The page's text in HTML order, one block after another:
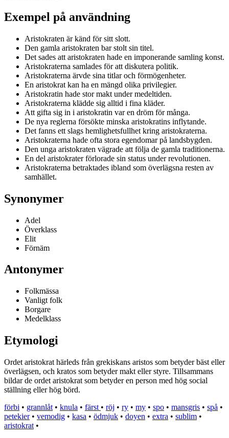
Exempel på användning
Aristokraten är känd för sitt slott.
Den gamla aristokraten bar stolt sin titel.
Det sades att aristokraten hade en imponerande samling konst.
Aristokraterna samlades för att diskutera politik.
Aristokraterna ärvde sina titlar och förmögenheter.
En aristokrat kan ha en mängd olika privilegier.
Aristokratin hade stor makt under medeltiden.
Aristokraterna klädde sig alltid i fina kläder.
Att gifta sig in i aristokratin var en dröm för många.
De nya reglerna försökte minska aristokratins inflytande.
Det fanns ett slags hemlighetsfullhet kring aristokraterna.
Aristokraterna hade ofta stora egendomar på landsbygden.
Den unga aristokraten vägrade att följa de gamla traditionerna.
En del aristokrater förlorade sin status under revolutionen.
Aristokraterna betraktades ibland som överlägsna resten av
samhället.
Synonymer
Adel
Överklass
Elit
Förnäm
Antonymer
Folkmässa
Vanligt folk
Borgare
Medelklass
Etymologi
Ordet aristokrat härleds från grekiskans aristos som betyder bäst eller
överlägsen, och kratos som betyder makt eller styre. Tillsammans
bildar de ordet aristokrat som betyder en person med hög social
ställning eller hög börd.
förbi • grannlåt • knula • färst • röj • ry • my • spo • mansgris • spå •
petekier• vemodig • kasa • ödmjuk • doyen • extra • sublim •
aristokrat •